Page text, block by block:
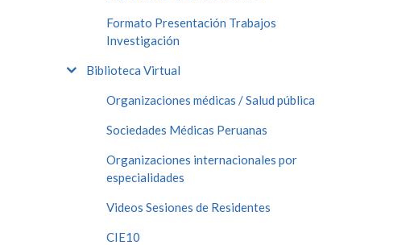
Formato Presentación Trabajos
Investigación
Biblioteca Virtual
Organizaciones médicas / Salud pública
Sociedades Médicas Peruanas
Organizaciones internacionales por
especialidades
Videos Sesiones de Residentes
CIE10